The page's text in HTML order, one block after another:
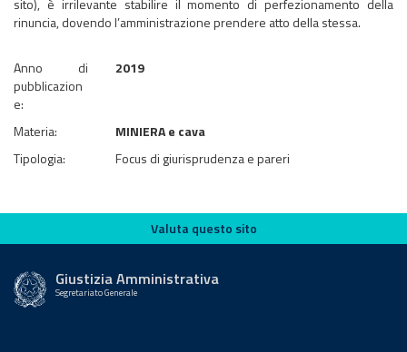
sito), è irrilevante stabilire il momento di perfezionamento della
rinuncia, dovendo l’amministrazione prendere atto della stessa.
Anno di
pubblicazion
e:
2019
Materia:
MINIERA e cava
Tipologia:
Focus di giurisprudenza e pareri
Valuta questo sito
Valuta questo sito
Giustizia Amministrativa
Segretariato Generale